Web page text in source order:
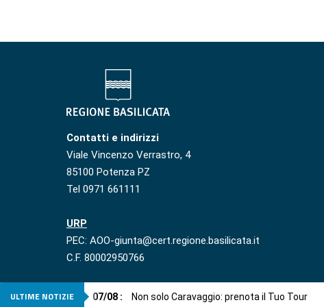
Contatti e indirizzi
Viale Vincenzo Verrastro, 4
85100 Potenza PZ
Tel 0971 661111
URP
PEC: AOO-giunta@cert.regione.basilicata.it
C.F. 80002950766
ULTIME NOTIZIE 07/08 : Non solo Caravaggio: prenota il Tuo Tour